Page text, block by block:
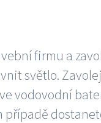
firmu a
světlo.
vodovodní